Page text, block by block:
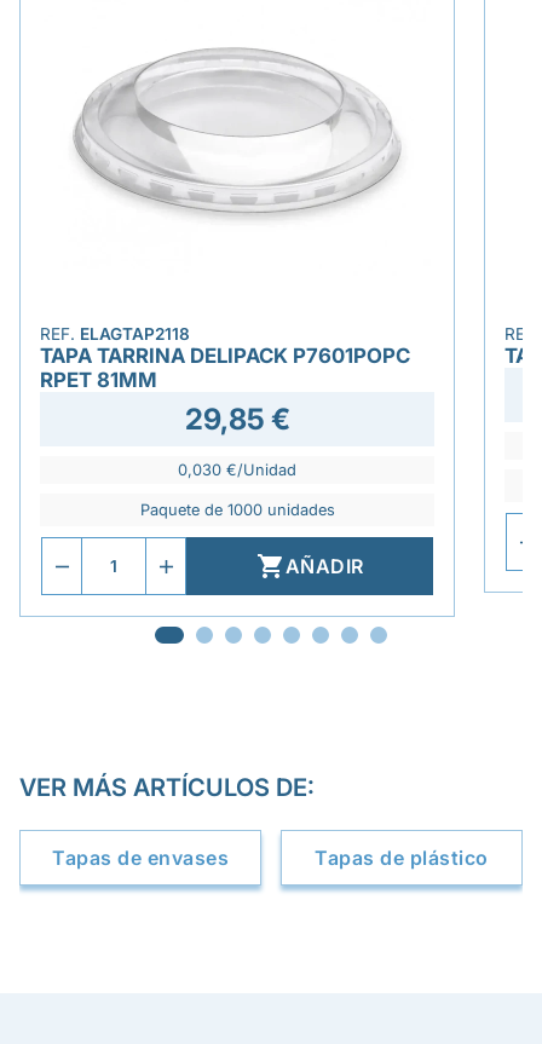
REF. ELAGTAP2118
TAPA TARRINA DELIPACK P7601POPC
RPET 81MM
29,85 €
0,030 €/Unidad
Paquete de 1000 unidades
AÑADIR
VER MÁS ARTÍCULOS DE:
Tapas de envases Tapas de plástico